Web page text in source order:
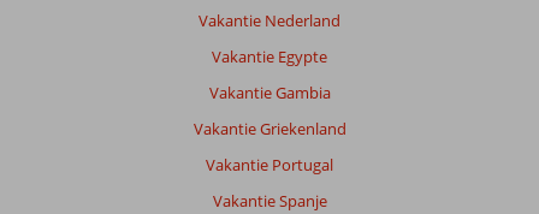
Vakantie Nederland
Vakantie Egypte
Vakantie Gambia
Vakantie Griekenland
Vakantie Portugal
Vakantie Spanje